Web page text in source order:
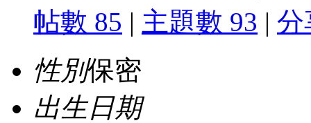
帖數 85 | 主題數 93 | 分
性別保密
出生日期